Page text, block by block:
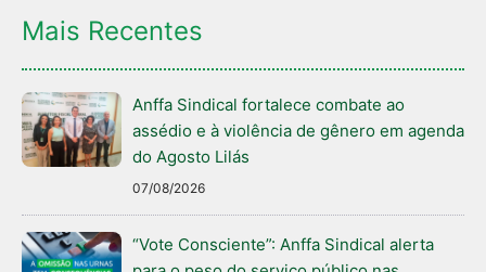
Mais Recentes
Anffa Sindical fortalece combate ao
assédio e à violência de gênero em agenda
do Agosto Lilás
07/08/2026
“Vote Consciente”: Anffa Sindical alerta